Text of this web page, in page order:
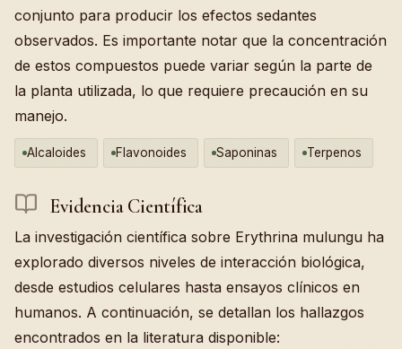
conjunto para producir los efectos sedantes
observados. Es importante notar que la concentración
de estos compuestos puede variar según la parte de
la planta utilizada, lo que requiere precaución en su
manejo.
Alcaloides Flavonoides Saponinas Terpenos
Evidencia Científica
La investigación científica sobre Erythrina mulungu ha
explorado diversos niveles de interacción biológica,
desde estudios celulares hasta ensayos clínicos en
humanos. A continuación, se detallan los hallazgos
encontrados en la literatura disponible: